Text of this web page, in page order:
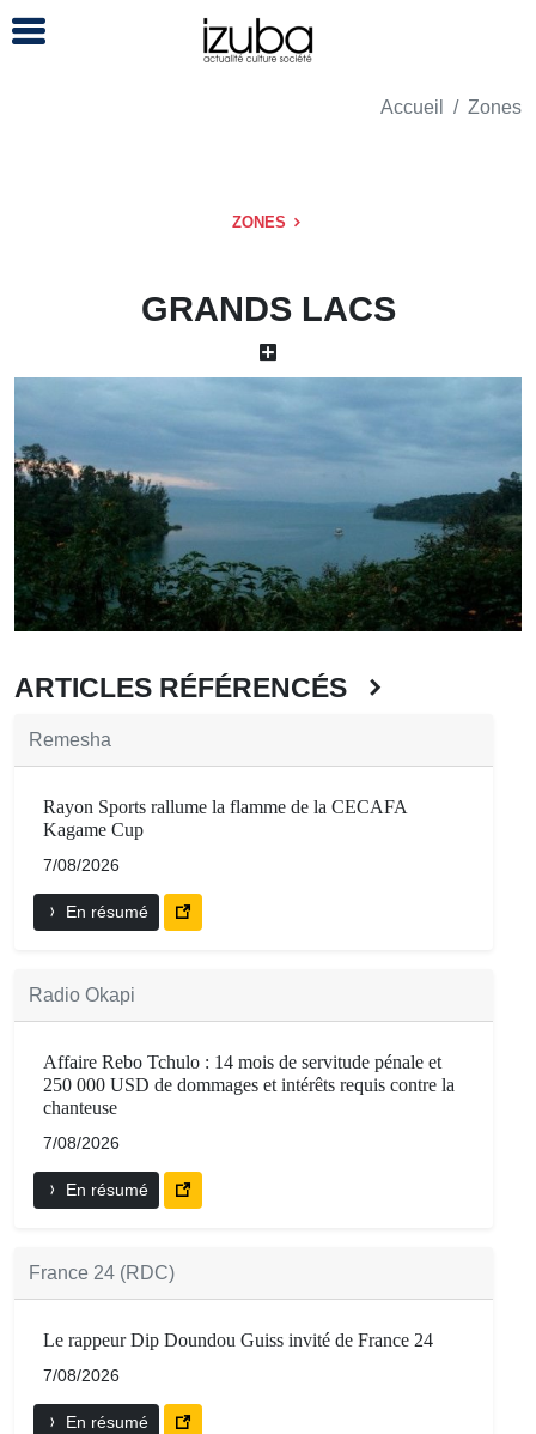
Accueil Zones
ZONES
GRANDS LACS
ARTICLES RÉFÉRENCÉS
Remesha
Rayon Sports rallume la flamme de la CECAFA
Kagame Cup
7/08/2026
En résumé
Radio Okapi
Affaire Rebo Tchulo : 14 mois de servitude pénale et
250 000 USD de dommages et intérêts requis contre la
chanteuse
7/08/2026
En résumé
France 24 (RDC)
Le rappeur Dip Doundou Guiss invité de France 24
7/08/2026
En résumé